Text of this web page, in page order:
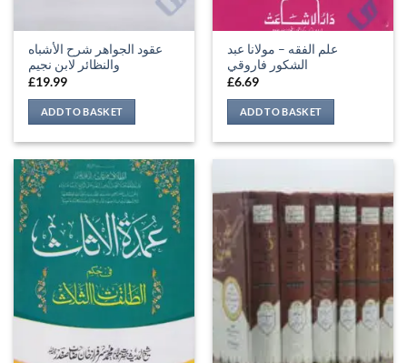
عقود الجواهر شرح الأشباه
والنظائر لابن نجيم
£19.99
ADD TO BASKET
علم الفقه – مولانا عبد
الشكور فاروقي
£6.69
ADD TO BASKET